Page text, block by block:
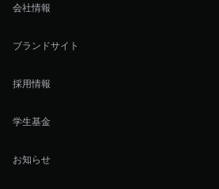
会社情報
ブランドサイト
採用情報
学生基金
お知らせ